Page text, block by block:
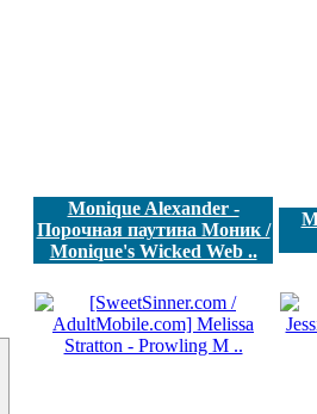
Monique Alexander -
Порочная паутина Моник /
Monique's Wicked Web ..